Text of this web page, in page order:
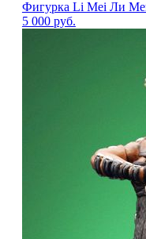
Фигурка Li Mei Ли
5 000 руб.